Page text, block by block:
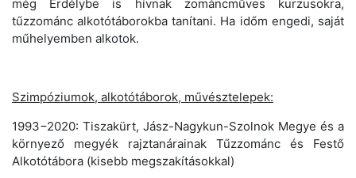
még Erdélybe is hívnak zománcműves kurzusokra,
tűzzománc alkotótáborokba tanítani. Ha időm engedi, saját
műhelyemben alkotok.
Szimpóziumok, alkotótáborok, művésztelepek:
1993−2020: Tiszakürt, Jász-Nagykun-Szolnok Megye és a
környező megyék rajztanárainak Tűzzománc és Festő
Alkotótábora (kisebb megszakításokkal)